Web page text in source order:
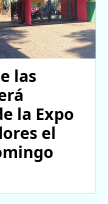
las
la Expo
el